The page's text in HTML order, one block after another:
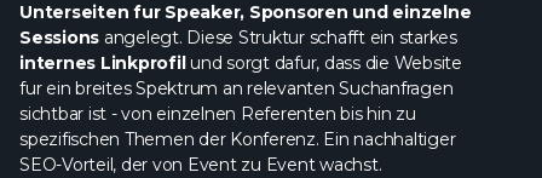
Unterseiten fur Speaker, Sponsoren und einzelne
Sessions angelegt. Diese Struktur schafft ein starkes
internes Linkprofil und sorgt dafur, dass die Website
fur ein breites Spektrum an relevanten Suchanfragen
sichtbar ist - von einzelnen Referenten bis hin zu
spezifischen Themen der Konferenz. Ein nachhaltiger
SEO-Vorteil, der von Event zu Event wachst.